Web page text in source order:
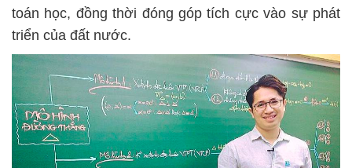
toán học, đồng thời đóng góp tích cực vào sự phát
triển của đất nước.